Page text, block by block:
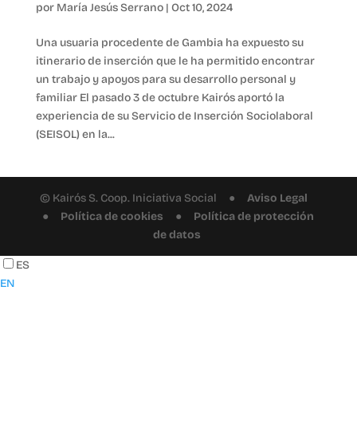
por María Jesús Serrano| Oct 10, 2024
Una usuaria procedente de Gambia ha expuesto su
itinerario de inserción que le ha permitido encontrar
un trabajo y apoyos para su desarrollo personal y
familiar El pasado 3 de octubre Kairós aportó la
experiencia de su Servicio de Inserción Sociolaboral
(SEISOL) en la...
© Kairós S. Coop. Iniciativa Social ● Aviso Legal
● Política de cookies ● Política de protección
de datos
ES
EN